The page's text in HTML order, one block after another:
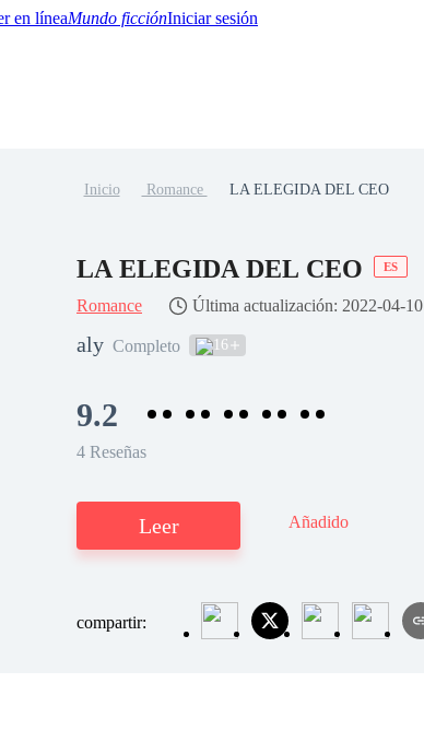
Mundo ficciónIniciar sesión
Inicio Romance LA ELEGIDA DEL CEO
LA ELEGIDA DEL CEO ES
Romance Última actualización: 2022-04-10
aly Completo 16
9.2
4 Reseñas
Leer Añadido
compartir: